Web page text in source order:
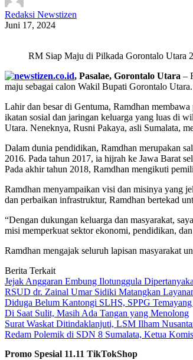
Redaksi Newstizen
Juni 17, 2024
RM Siap Maju di Pilkada Gorontalo Utara
, Pasalae, Gorontalo Utara –
maju sebagai calon Wakil Bupati Gorontalo Utara.
Lahir dan besar di Gentuma, Ramdhan
ikatan sosial dan jaringan keluarga yang luas di
Utara. Neneknya, Rusni Pakaya, asli Sumalata,
Dalam dunia pendidikan, Ramdhan merupakan
2016. Pada tahun 2017, ia hijrah ke Jawa Barat
Pada akhir tahun 2018, Ramdhan mengikuti
Ramdhan menyampaikan visi dan misinya yang
dan perbaikan infrastruktur, Ramdhan bertekad
“Dengan dukungan keluarga dan masyarakat,
misi memperkuat sektor ekonomi, pendidikan,
Ramdhan mengajak seluruh lapisan masyarakat
Berita Terkait
Jejak Anggaran Embung Ilotunggula
RSUD dr. Zainal Umar Sidiki Matangkan
Diduga Belum Kantongi SLHS, SPPG
Di Saat Sulit, Masih Ada Tangan yang Menolong
Surat Waskat Ditindaklanjuti, LSM Ilham
Redam Polemik di SDN 8 Sumalata, Ketua
Promo Spesial 11.11 TikTokShop